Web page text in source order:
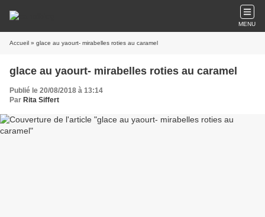
MENU
Accueil » glace au yaourt- mirabelles roties au caramel
glace au yaourt- mirabelles roties au caramel
Publié le 20/08/2018 à 13:14
Par Rita Siffert